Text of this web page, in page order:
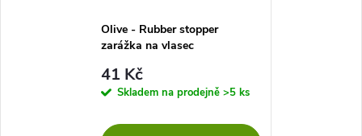
Olive - Rubber stopper
zarážka na vlasec
41 Kč
Skladem na prodejně >5 ks